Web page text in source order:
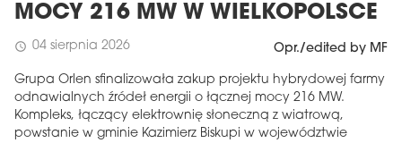
MOCY 216 MW W WIELKOPOLSCE
schedule 04 sierpnia 2026 Opr./edited by MF
Grupa Orlen sfinalizowała zakup projektu hybrydowej farmy
odnawialnych źródeł energii o łącznej mocy 216 MW.
Kompleks, łączący elektrownię słoneczną z wiatrową,
powstanie w gminie Kazimierz Biskupi w województwie